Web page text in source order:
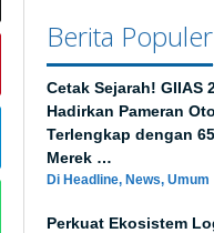
Berita Populer
Cetak Sejarah! GIIAS
Hadirkan Pameran
Terlengkap dengan
Merek …
Di Headline, News, Umum
Perkuat Ekosistem